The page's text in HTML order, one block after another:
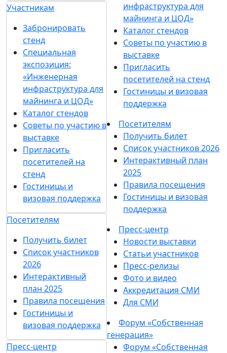
Участникам
Забронировать
стенд
Специальная
экспозиция:
«Инженерная
инфраструктура для
майнинга и ЦОД»
Каталог стендов
Советы по участию в
выставке
Пригласить
посетителей на
стенд
Гостиницы и
визовая поддержка
Посетителям
Получить билет
Список участников
2026
Интерактивный
план 2025
Правила посещения
Гостиницы и
визовая поддержка
Пресс-центр
инфраструктура для
майнинга и ЦОД»
Каталог стендов
Советы по участию в
выставке
Пригласить
посетителей на стенд
Гостиницы и визовая
поддержка
Посетителям
Получить билет
Список участников 2026
Интерактивный план
2025
Правила посещения
Гостиницы и визовая
поддержка
Пресс-центр
Новости выставки
Статьи участников
Пресс-релизы
Фото и видео
Аккредитация СМИ
Для СМИ
Форум «Собственная
генерация»
Форум «Собственная